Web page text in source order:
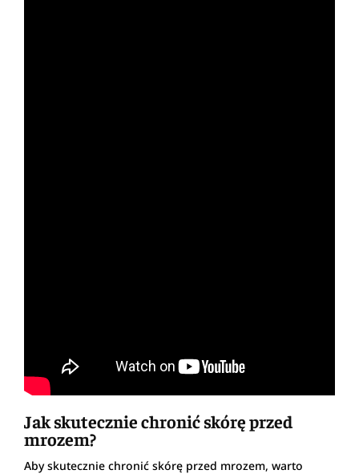
Jak skutecznie chronić skórę przed
mrozem?
Aby skutecznie chronić skórę przed mrozem, warto